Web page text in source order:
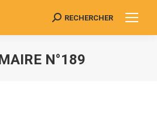
Search:
RECHERCHER
N°189